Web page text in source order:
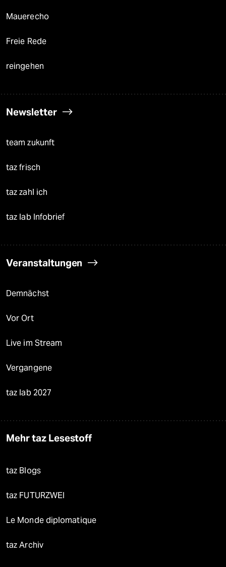
Mauerecho
Freie Rede
reingehen
Newsletter
team zukunft
taz frisch
taz zahl ich
taz lab Infobrief
Veranstaltungen
Demnächst
Vor Ort
Live im Stream
Vergangene
taz lab 2027
Mehr taz Lesestoff
taz Blogs
taz FUTURZWEI
Le Monde diplomatique
taz Archiv